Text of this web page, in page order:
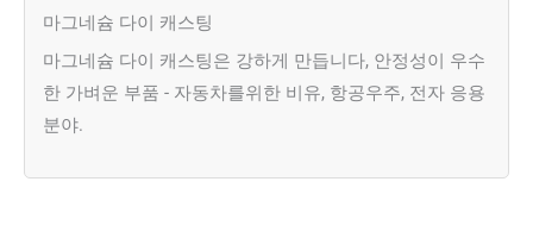
마그네슘 다이 캐스팅
마그네슘 다이 캐스팅은 강하게 만듭니다, 안정성이 우수
한 가벼운 부품 - 자동차를위한 비유, 항공우주, 전자 응용
분야.